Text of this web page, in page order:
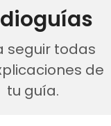
seguir todas
de
tu guía.